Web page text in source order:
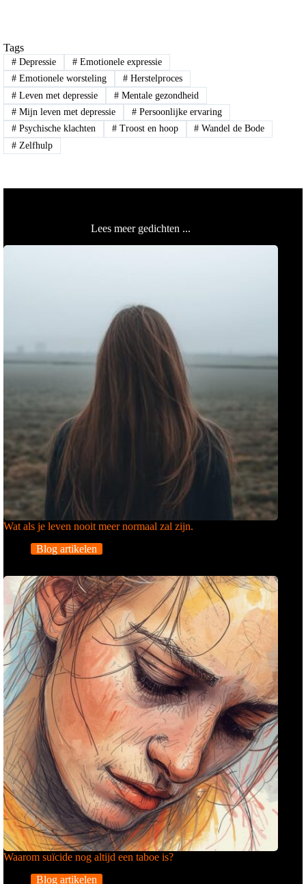
Tags
#Depressie #Emotionele expressie
#Emotionele worsteling #Herstelproces
#Leven met depressie #Mentale gezondheid
#Mijn leven met depressie #Persoonlijke ervaring
#Psychische klachten #Troost en hoop # Wandel de Bode
#Zelfhulp
Lees meer gedichten ...
Wat als je leven nooit meer normaal zal zijn.
Blog artikelen
Waarom suïcide nog altijd een taboe is?
Blog artikelen